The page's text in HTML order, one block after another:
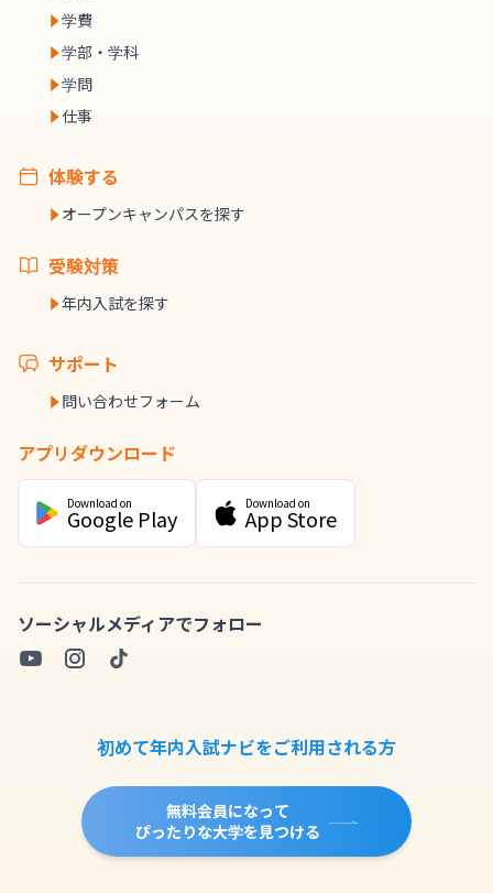
学費
学部・学科
学問
仕事
体験する
オープンキャンパスを探す
受験対策
年内入試を探す
サポート
問い合わせフォーム
アプリダウンロード
Download on
Google Play
Download on
App Store
ソーシャルメディアでフォロー
初めて年内入試ナビをご利用される方
無料会員になって
ぴったりな大学を見つける